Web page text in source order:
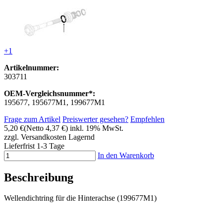
+1
Artikelnummer:
303711
OEM-Vergleichsnummer*:
195677, 195677M1, 199677M1
Frage zum Artikel Preiswerter gesehen? Empfehlen
5,20 €(Netto 4,37 €) inkl. 19% MwSt.
zzgl. Versandkosten Lagernd
Lieferfrist 1-3 Tage
In den Warenkorb
Beschreibung
Wellendichtring für die Hinterachse (199677M1)